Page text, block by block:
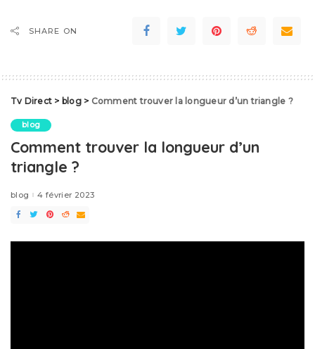
SHARE ON
Tv Direct > blog> Comment trouver la longueur d’un triangle ?
blog
Comment trouver la longueur d’un
triangle ?
blog 4 février 2023